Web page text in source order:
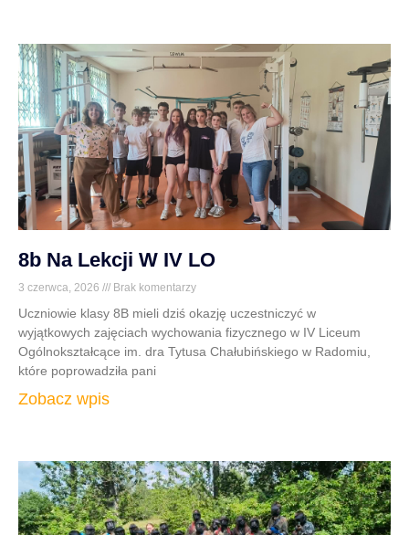
8b Na Lekcji W IV LO
3 czerwca, 2026 Brak komentarzy
Uczniowie klasy 8B mieli dziś okazję uczestniczyć w
wyjątkowych zajęciach wychowania fizycznego w IV Liceum
Ogólnokształcące im. dra Tytusa Chałubińskiego w Radomiu,
które poprowadziła pani
Zobacz wpis